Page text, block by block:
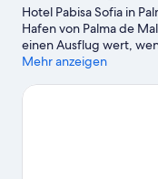
Hotel Pabisa Sofia in
Hafen von Palma de
einen Ausflug wert,
möchtest. Wer lieber
Arenal. Ebenfalls einen
Mehr anzeigen